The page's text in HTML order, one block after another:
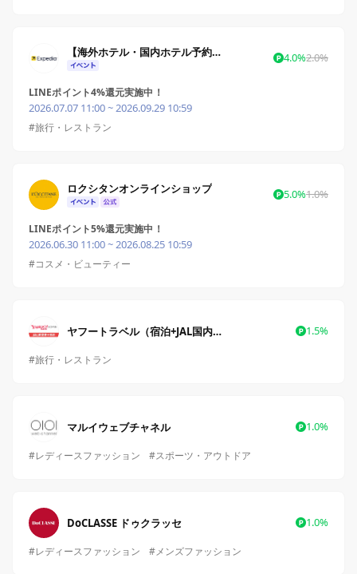
【海外ホテル・国内ホテル予約】旅行予約のエクスペディア 4.0%2.0%
LINEポイント4%還元実施中！
2026.07.07 11:00 ~ 2026.09.29 10:59
#旅行・レストラン
ロクシタンオンラインショップ 5.0%1.0%
LINEポイント5%還元実施中！
2026.06.30 11:00 ~ 2026.08.25 10:59
#コスメ・ビューティー
ヤフートラベル（宿泊+JAL国内航空券） 1.5%
#旅行・レストラン
マルイウェブチャネル 1.0%
#レディースファッション #スポーツ・アウトドア
DoCLASSE ドゥクラッセ 1.0%
#レディースファッション #メンズファッション